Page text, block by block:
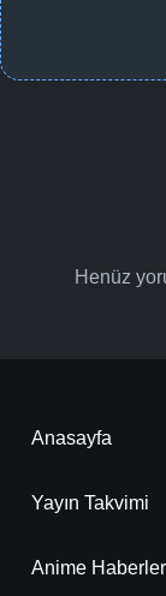
Henüz
Anasayfa
Yayın Takvimi
Anime